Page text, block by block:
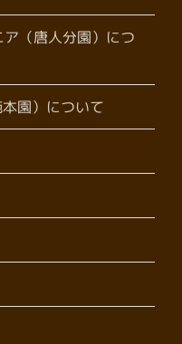
（唐人分園）につ
園）について